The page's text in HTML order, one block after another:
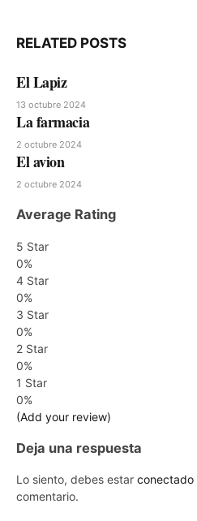
RELATED POSTS
El Lapiz
13 octubre 2024
La farmacia
2 octubre 2024
El avion
2 octubre 2024
Average Rating
5 Star
0%
4 Star
0%
3 Star
0%
2 Star
0%
1 Star
0%
(Add your review)
Deja una respuesta
Lo siento, debes estar conectado
comentario.